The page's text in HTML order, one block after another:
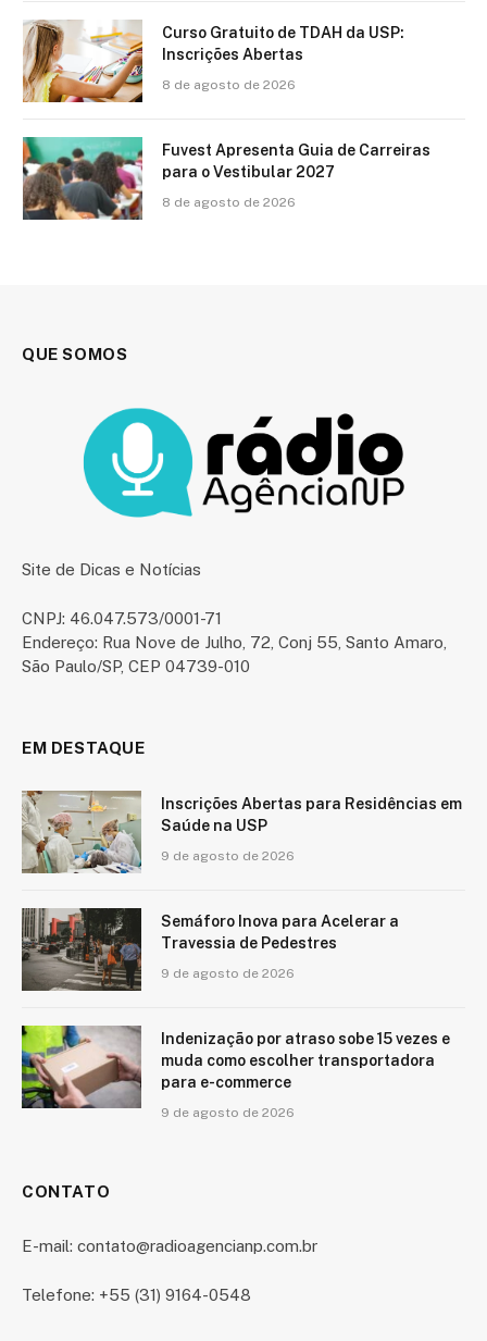
Curso Gratuito de TDAH da USP:
Inscrições Abertas
8 de agosto de 2026
Fuvest Apresenta Guia de Carreiras
para o Vestibular 2027
8 de agosto de 2026
QUE SOMOS
Site de Dicas e Notícias
CNPJ: 46.047.573/0001-71
Endereço: Rua Nove de Julho, 72, Conj 55, Santo Amaro,
São Paulo/SP, CEP 04739-010
EM DESTAQUE
Inscrições Abertas para Residências em
Saúde na USP
9 de agosto de 2026
Semáforo Inova para Acelerar a
Travessia de Pedestres
9 de agosto de 2026
Indenização por atraso sobe 15 vezes e
muda como escolher transportadora
para e-commerce
9 de agosto de 2026
CONTATO
E-mail: contato@radioagencianp.com.br
Telefone: +55 (31) 9164-0548